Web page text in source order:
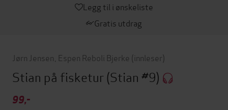
Legg til i ønskeliste
Gratis utdrag
Jørn Jensen Espen Reboli Bjerke (innleser)
Stian på fisketur(Stian #9)
99,-